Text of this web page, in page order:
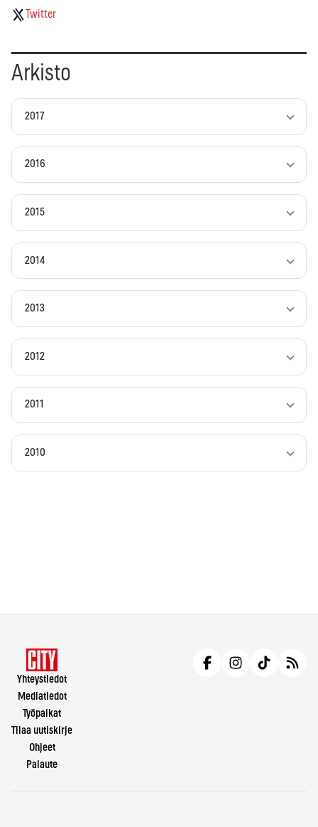
Twitter
Arkisto
2017
2016
2015
2014
2013
2012
2011
2010
Yhteystiedot
Mediatiedot
Työpaikat
Tilaa uutiskirje
Ohjeet
Palaute